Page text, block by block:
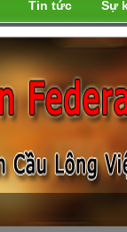
Tin tức Sự